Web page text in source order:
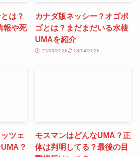
は？
報や死
カナダ版ネッシー？オゴポ
ゴとは？まだまだいる水棲
UMAを紹介
22/03/2026 13/04/2026
ツェ
？
モスマンはどんなUMA？正
体は判明してる？最後の目